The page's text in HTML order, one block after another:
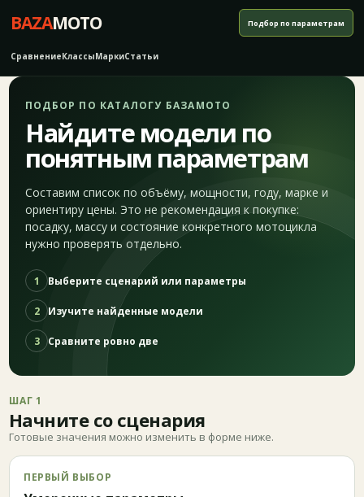
BAZAMOTO
СравнениеКлассыМаркиСтатьи
Подбор по параметрам
ПОДБОР ПО КАТАЛОГУ БАЗАМОТО
Найдите модели по
понятным параметрам
Составим список по объёму, мощности, году, марке и
ориентиру цены. Это не рекомендация к покупке:
посадку, массу и состояние конкретного мотоцикла
нужно проверять отдельно.
1 Выберите сценарий или параметры
2 Изучите найденные модели
3 Сравните ровно две
ШАГ 1
Начните со сценария
Готовые значения можно изменить в форме ниже.
ПЕРВЫЙ ВЫБОР